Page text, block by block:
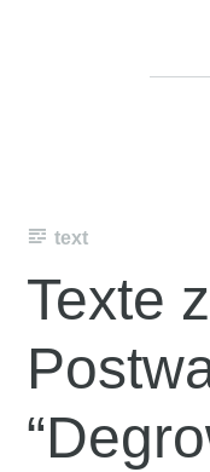
text
Texte